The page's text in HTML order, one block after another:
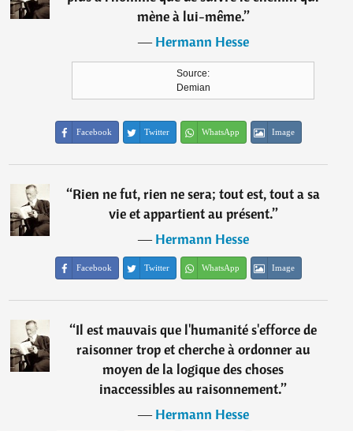
mène à lui-même.”
―Hermann Hesse
Source:
Demian
Facebook Twitter WhatsApp Image
“Rien ne fut, rien ne sera; tout est, tout a sa
vie et appartient au présent.”
―Hermann Hesse
Facebook Twitter WhatsApp Image
“Il est mauvais que l'humanité s'efforce de
raisonner trop et cherche à ordonner au
moyen de la logique des choses
inaccessibles au raisonnement.”
―Hermann Hesse